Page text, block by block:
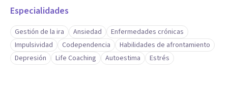
Especialidades
Gestión de la ira Ansiedad
Enfermedades crónicas
Impulsividad
Codependencia
Habilidades de afrontamiento
Depresión
Life Coaching Autoestima Estrés